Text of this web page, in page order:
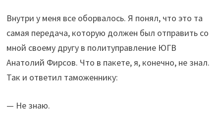
Внутри у меня все оборвалось. Я понял, что это та
самая передача, которую должен был отправить со
мной своему другу в политуправление ЮГВ
Анатолий Фирсов. Что в пакете, я, конечно, не знал.
Так и ответил таможеннику:
— Не знаю.